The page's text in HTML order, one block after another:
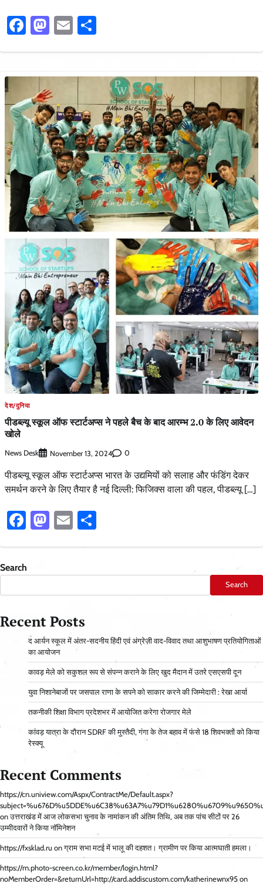
Facebook
Mastodon
Email
देश/दुनिया
पीडब्ल्यू स्कूल ऑफ स्टार्टअप्स ने पहले बैच के बाद आरम्भ 2.0 के लिए आवेदन
खोले
News Desk November 13, 2024 0
पीडब्ल्यू स्कूल ऑफ स्टार्टअप्स भारत के उद्यमियों को सलाह और फंडिंग देकर
समर्थन करने के लिए तैयार है नई दिल्ली: फिजिक्स वाला की पहल, पीडब्ल्यू […]
Facebook
Mastodon
Email
Search
Search
Recent Posts
द आर्यन स्कूल में अंतर-सदनीय हिंदी एवं अंग्रेज़ी वाद-विवाद तथा आशुभाषण प्रतियोगिताओं
का आयोजन
कावड़ मेले को सकुशल रूप से संपन्न कराने के लिए खुद मैदान में उतरे एसएसपी दून
युवा निशानेबाजों पर जसपाल राणा के सपने को साकार करने की जिम्मेदारी : रेखा आर्या
तकनीकी शिक्षा विभाग प्रदेशभर में आयोजित करेगा रोजगार मेले
कांवड़ यात्रा के दौरान SDRF की मुस्तैदी, गंगा के तेज बहाव में फंसे 18 शिवभक्तों को किया
रेस्क्यू
Recent Comments
https://cn.uniview.com/Aspx/ContractMe/Default.aspx?
onउत्तराखंड में आज लोकसभा चुनाव के नामांकन की अंतिम तिथि, अब तक पांच सीटों पर 26
उम्मीदवारों ने किया नॉमिनेशन
https://fxsklad.ru onग्राम सभा मटई में भालू की दहशत। ग्रामीण पर किया आत्मघाती हमला।
https://m.photo-screen.co.kr/member/login.html?
noMemberOrder=&returnUrl=http://card.addiscustom.com/katherinewnx95 on